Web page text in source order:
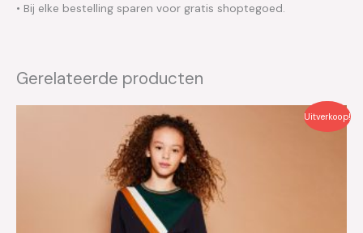
• Bij elke bestelling sparen voor gratis shoptegoed.
Gerelateerde producten
Uitverkoop!
€25.00.